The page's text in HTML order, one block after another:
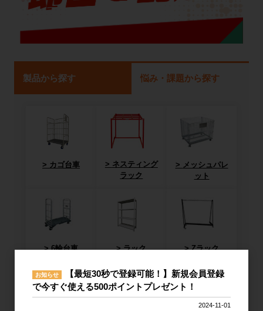
製品から探す 悩み・課題から探す
カゴ台車
ネスティング
ラック
メッシュパレ
ット
6輪台車 ラック Zラック
お知らせ
【最短30秒で登録可能！】新規会員登録
で今すぐ使える500ポイントプレゼント！
2024-11-01